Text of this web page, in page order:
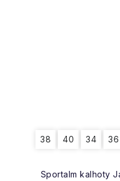
Sportalm kalhoty
38 40 34 36